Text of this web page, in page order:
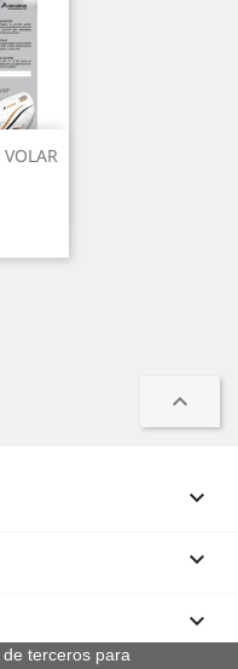




terceros para